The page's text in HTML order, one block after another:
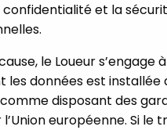
et la
le Loueur s’engage
les données est installée
disposant des
européenne. Si le